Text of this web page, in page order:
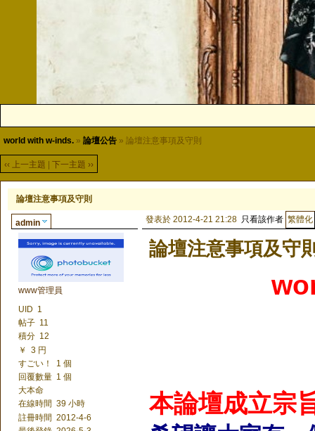
world with w-inds. » 論壇公告 » 論壇注意事項及守則
‹‹ 上一主題 下一主題 ››
論壇注意事項及守則
admin
www管理員
UID 1
帖子 11
積分 12
￥
3 円
すごい！
1 個
回覆數量 1 個
大本命
在線時間 39 小時
註冊時間 2012-4-6
發表於 2012-4-21 21:28 只看該作者
論壇注意事項及守
本論壇成立宗